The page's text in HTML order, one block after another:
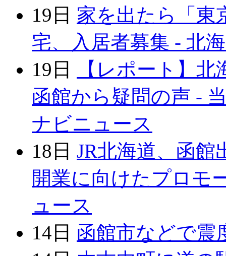
19日 家を出たら「東
宅、入居者募集 - 北
19日
【レポート】
函館から疑問の声 -
ナビニュース
18日 JR北海道、函館
開業に向けたプロモ
ュース
14日 函館市などで震